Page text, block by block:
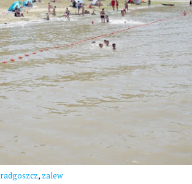
radgoszcz, zalew